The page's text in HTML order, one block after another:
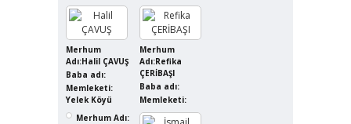
Merhum
Adı:Halil ÇAVUŞ
Baba adı:
Memleketi:
Yelek Köyü
Merhum
Adı:Refika
ÇERİBAŞI
Baba adı:
Memleketi:
Merhum Adı: